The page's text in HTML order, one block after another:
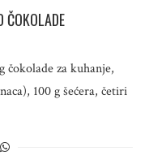
ČOKOLADE
čokolade za kuhanje,
100 g šećera, četiri